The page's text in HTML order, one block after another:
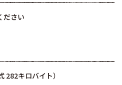
ださい
282キロバイト）